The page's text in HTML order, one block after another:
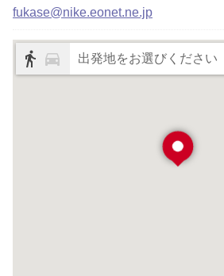
fukase@nike.eonet.ne.jp
出発地をお選びください